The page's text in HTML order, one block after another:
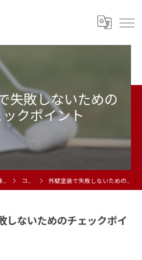
失敗しないための
クポイント
コラム 外壁塗装で失敗しないためのチェックポイント
しないためのチェックポイ